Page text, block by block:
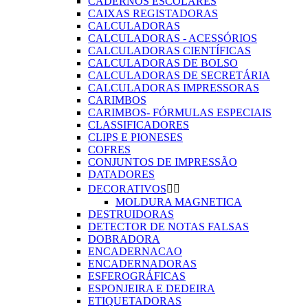
CAIXAS REGISTADORAS
CALCULADORAS
CALCULADORAS - ACESSÓRIOS
CALCULADORAS CIENTÍFICAS
CALCULADORAS DE BOLSO
CALCULADORAS DE SECRETÁRIA
CALCULADORAS IMPRESSORAS
CARIMBOS
CARIMBOS- FÓRMULAS ESPECIAIS
CLASSIFICADORES
CLIPS E PIONESES
COFRES
CONJUNTOS DE IMPRESSÃO
DATADORES
DECORATIVOS 
MOLDURA MAGNETICA
DESTRUIDORAS
DETECTOR DE NOTAS FALSAS
DOBRADORA
ENCADERNACAO
ENCADERNADORAS
ESFEROGRÁFICAS
ESPONJEIRA E DEDEIRA
ETIQUETADORAS